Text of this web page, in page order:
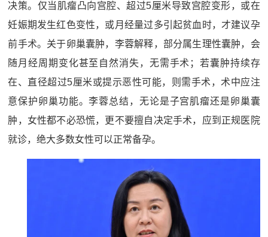
决策。仅当肌瘤凸向宫腔、超过5厘米导致宫腔变形，或在
妊娠期发生红色变性，或月经量过多引起贫血时，才建议孕
前手术。关于卵巢囊肿，李蓉解释，部分属生理性囊肿，会
随月经周期变化甚至自然消失，无需手术；若囊肿持续存
在、直径超过5厘米或提示恶性可能，则需手术，术中应注
意保护卵巢功能。李蓉总结，无论是子宫肌瘤还是卵巢囊
肿，女性都不必恐慌，更不要擅自决定手术，应到正规医院
就诊，绝大多数女性可以正常备孕。